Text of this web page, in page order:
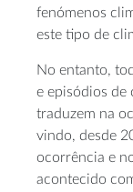
fenómenos
este tipo de
No entanto,
e episódios de
traduzem na
vindo, desde
ocorrência e
acontecido